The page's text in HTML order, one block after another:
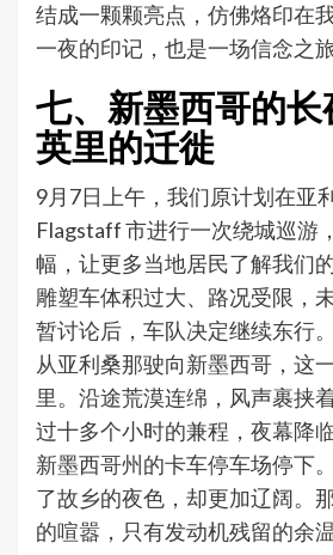
结成一颗颗亮点，仿佛烙印在
一夜的印记，也是一场信念之旅
七、新墨西哥的
英里的迁徙
9月7日上午，我们原计划在亚
Flagstaff 市进行一次绕城巡游
幅，让更多当地居民了解我们
雕塑车体积过大、路况受限，
暂讨论后，车队决定继续东行。
从亚利桑那驶向新墨西哥，这
里。沿途荒漠连绵，风声裹挟
过十多个小时的兼程，夜幕降
新墨西哥州的卡车停车场停下
了故乡的夜色，却更加辽阔。
的喧嚣，只有发动机残留的余